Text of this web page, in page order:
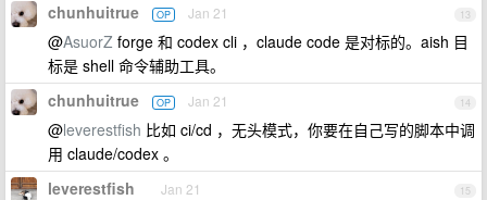
13
chunhuitrue OP Jan 21
@AsuorZ forge 和 codex cli ，claude code 是对标的。aish 目
标是 shell 命令辅助工具。
14
chunhuitrue OP Jan 21
@leverestfish 比如 ci/cd ，无头模式，你要在自己写的脚本中调
用 claude/codex 。
15
leverestfish Jan 21